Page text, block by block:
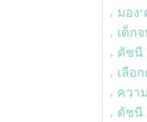
มอง
เด็ก
ดัชนี
เลือ
ควา
ดัชนี